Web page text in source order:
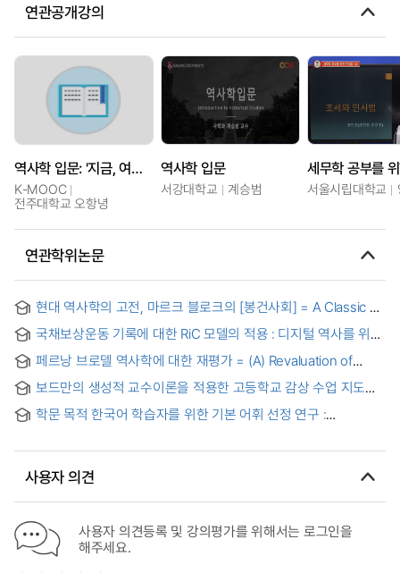
연관공개강의
역사학 입문: '지금, 여기'를 위한 역사 공부
K-MOOC
전주대학교 오항녕
역사학 입문
서강대학교 계승범 서울시립대학교
연관학위논문
현대 역사학의 고전, 마르크 블로크의 [봉건사회] = A Classic of
Modern History, Marc Bloch’s La société féodale
국채보상운동 기록에 대한 RiC 모델의 적용 : 디지털 역사를 위한
방법론으로서 성과와 한계
페르낭 브로델 역사학에 대한 재평가 = (A) Revaluation of
Fernand Braudel
보드만의 생성적 교수이론을 적용한 고등학교 감상 수업 지도
연구 : 브리튼의 <청소년을 위한 관현악 입문>을 중심으로
학문 목적 한국어 학습자를 위한 기본 어휘 선정 연구 :
selecting basic words for the academic purpose Korean
사용자 의견
사용자 의견등록 및 강의평가를 위해서는 로그인을
해주세요.